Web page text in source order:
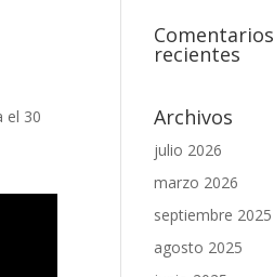
el 30
Comentarios
recientes
Archivos
julio 2026
marzo 2026
septiembre 2025
agosto 2025